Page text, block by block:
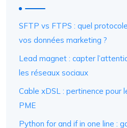
SFTP vs FTPS : quel
vos données marketing ?
Lead magnet : capter
les réseaux sociaux
Cable xDSL : pertinence pour
PME
Python for and if in one line :